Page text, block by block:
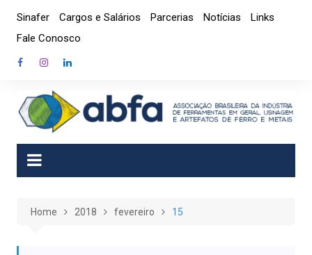
content
Sinafer Cargos e Salários Parcerias Notícias
Links
Fale Conosco
Home 2018 fevereiro 15